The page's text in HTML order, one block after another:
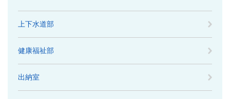
上下水道部
健康福祉部
出納室